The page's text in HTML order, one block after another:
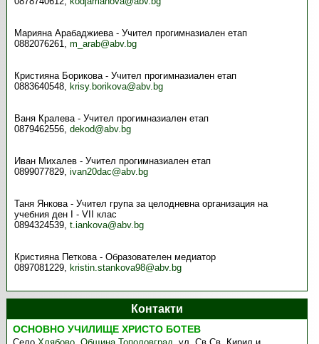
Марияна Арабаджиева - Учител прогимназиален етап
0882076261, m_arab@abv.bg
Кристияна Борикова - Учител прогимназиален етап
0883640548, krisy.borikova@abv.bg
Ваня Кралева - Учител прогимназиален етап
0879462556, dekod@abv.bg
Иван Михалев - Учител прогимназиален етап
0899077829, ivan20dac@abv.bg
Таня Янкова - Учител група за целодневна организация на
учебния ден І - VІІ клас
0894324539, t.iankova@abv.bg
Кристияна Петкова - Образователен медиатор
0897081229, kristin.stankova98@abv.bg
Контакти
ОСНОВНО УЧИЛИЩЕ ХРИСТО БОТЕВ